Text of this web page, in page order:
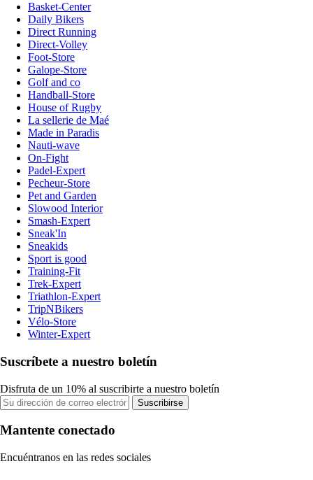
Basket-Center
Daily Bikers
Direct Running
Direct-Volley
Foot-Store
Galope-Store
Golf and co
Handball-Store
House of Rugby
La sellerie de Maé
Made in Paradis
Nauti-wave
On-Fight
Padel-Expert
Pecheur-Store
Pet and Garden
Slowood Interior
Smash-Expert
Sneak'In
Sneakids
Sport is good
Training-Fit
Trek-Expert
Triathlon-Expert
TripNBikers
Vélo-Store
Winter-Expert
Suscríbete a nuestro boletín
Disfruta de un 10% al suscribirte a nuestro boletín
Suscribirse
Mantente conectado
Encuéntranos en las redes sociales